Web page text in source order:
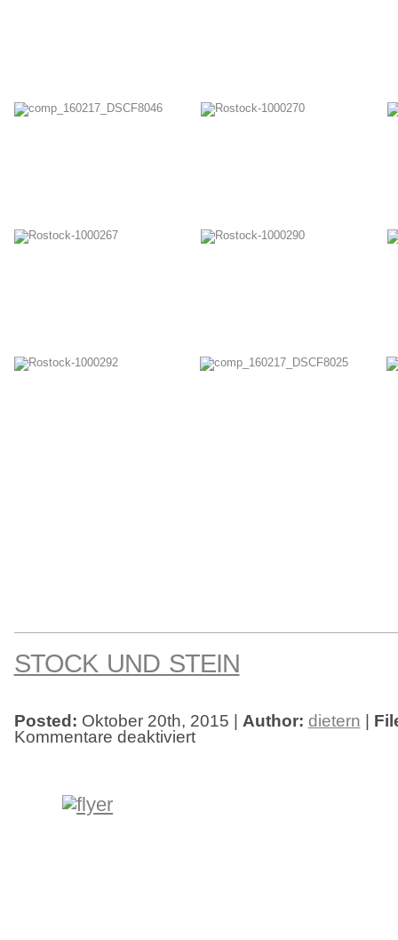
STOCK UND STEIN
Posted: Oktober 20th, 2015 | Author: dietern
Kommentare deaktiviertfür
Stock